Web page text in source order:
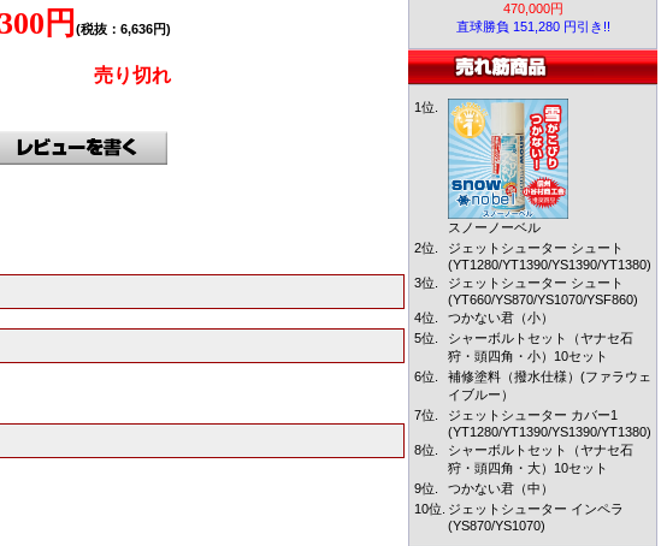
円 (税抜：6,636円)
売り切れ
470,000円
直球勝負 151,280 円引き!!
1位.
スノーノーベル
2位.
ジェットシューター シュート
(YT1280/YT1390/YS1390/YT1380)
3位.
ジェットシューター シュート
(YT660/YS870/YS1070/YSF860)
4位.
つかない君（小）
5位.
シャーボルトセット（ヤナセ石
狩・頭四角・小）10セット
6位.
補修塗料（撥水仕様）(ファラウェ
イブルー）
7位.
ジェットシューター カバー1
(YT1280/YT1390/YS1390/YT1380)
8位.
シャーボルトセット（ヤナセ石
狩・頭四角・大）10セット
9位.
つかない君（中）
10位. ジェットシューター インペラ
(YS870/YS1070)